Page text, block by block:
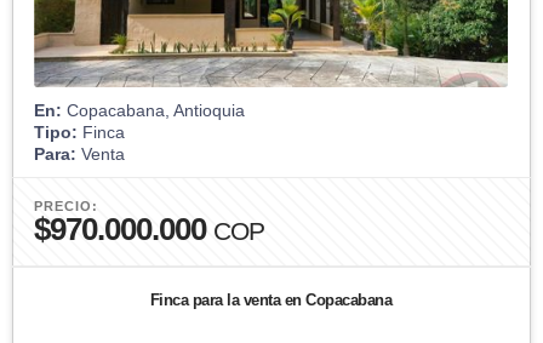
En: Copacabana, Antioquia
Tipo: Finca
Para: Venta
PRECIO:
$970.000.000 COP
Finca para la venta en Copacabana